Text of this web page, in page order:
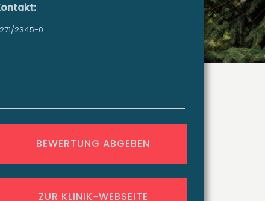
2345-0
BEWERTUNG ABGEBEN
ZUR KLINIK-WEBSEITE